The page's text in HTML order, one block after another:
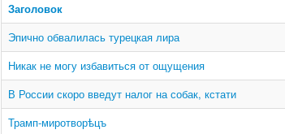
Заголовок
Эпично обвалилась турецкая лира
Никак не могу избавиться от ощущения
В России скоро введут налог на собак, кстати
Трамп-миротворѣцъ